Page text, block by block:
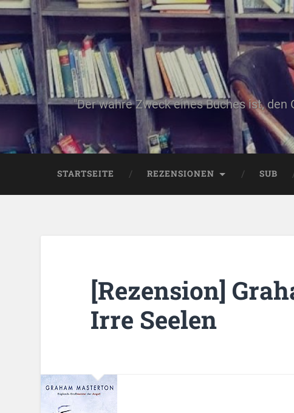
"Der wahre Zweck eines Buches ist,
STARTSEITE REZENSIONEN SUB
[Rezension]
Irre Seelen